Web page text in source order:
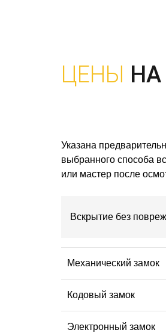
ЦЕНЫ
Указана
выбранного способа
или мастер после
Вскрытие без
Механический замок
Кодовый замок
Электронный замок